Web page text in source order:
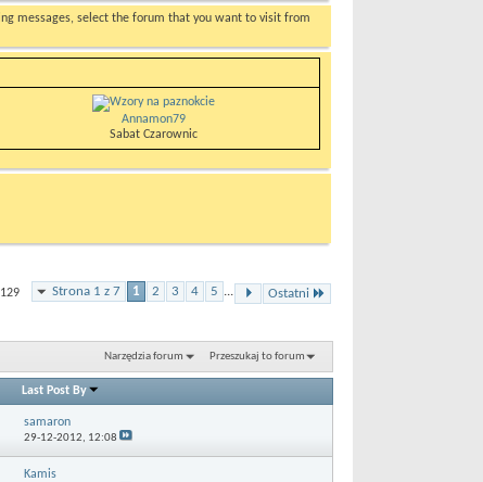
messages, select the forum that you want to visit from
Annamon79
Sabat Czarownic
Strona 1 z 7 1 2 3 4 5 ... Ostatni
Narzędzia forum Przeszukaj to forum
Last Post By
samaron
29-12-2012, 12:08
Kamis